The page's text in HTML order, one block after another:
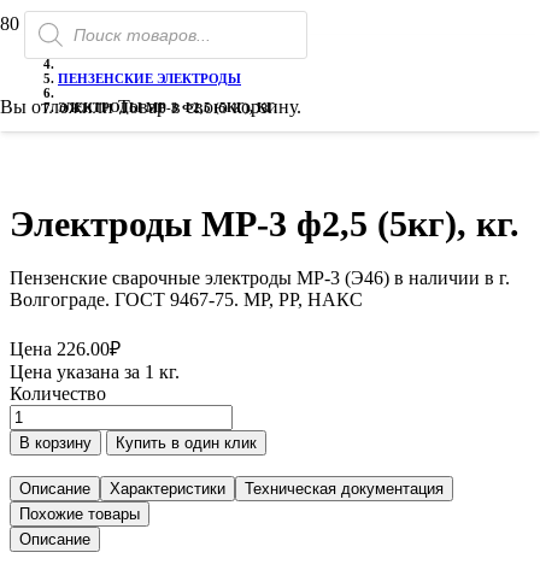
Поиск
товаров
Вы отложилиТоварв свою корзину.
ЭЛЕКТРОДЫ СВАРОЧНЫЕ
ПЕНЗЕНСКИЕ ЭЛЕКТРОДЫ
ЭЛЕКТРОДЫ МР-3 Ф2,5 (5КГ), КГ.
Электроды МР-3 ф2,5 (5кг), кг.
Пензенские сварочные электроды МР-3 (Э46) в наличии в г.
Волгограде. ГОСТ 9467-75. МР, РР, НАКС
Цена 226.00₽
Цена указана за 1 кг.
Количество
Количество
товара
Электроды
МР-3
ф2,5
(5кг),
кг.
В корзину Купить в один клик
Описание Характеристики
Техническая документация
Похожие товары
Описание
РАСПРОДАЖА!
РАСПРОДАЖА!
РАСПРОДАЖА!